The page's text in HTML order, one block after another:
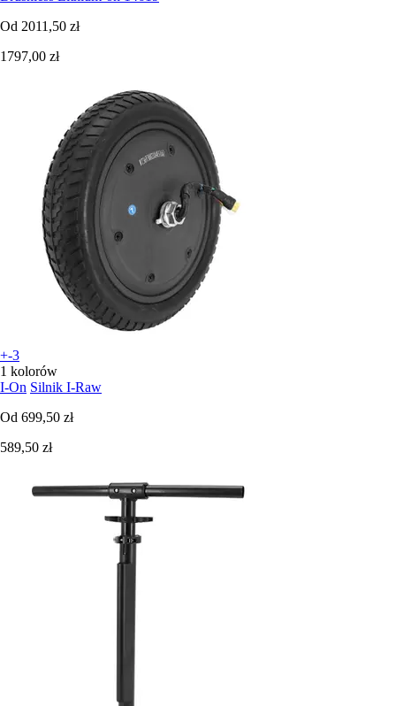
Od 2011,50 zł
1797,00 zł
+-3
1 kolorów
I-On Silnik I-Raw
Od 699,50 zł
589,50 zł